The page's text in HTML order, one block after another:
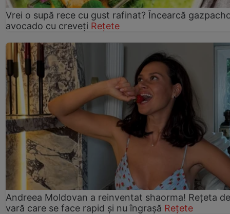
Vrei o supă rece cu gust rafinat? Încearcă
avocado cu creveți Rețete
Andreea Moldovan a reinventat shaorma! Rețeta de
vară care se face rapid și nu îngrașă Rețete